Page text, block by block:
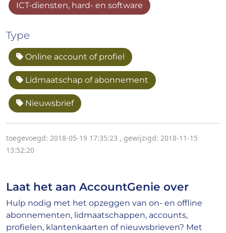
ICT-diensten, hard- en software
Type
Online account of profiel
Lidmaatschap of abonnement
Nieuwsbrief
toegevoegd: 2018-05-19 17:35:23 , gewijzigd: 2018-11-15
13:52:20
Laat het aan AccountGenie over
Hulp nodig met het opzeggen van on- en offline
abonnementen, lidmaatschappen, accounts,
profielen, klantenkaarten of nieuwsbrieven? Met